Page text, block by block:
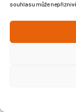
souhlasu může